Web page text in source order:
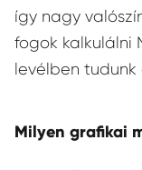
így nagy
fogok kalkulálni
levélben
Milyen grafikai